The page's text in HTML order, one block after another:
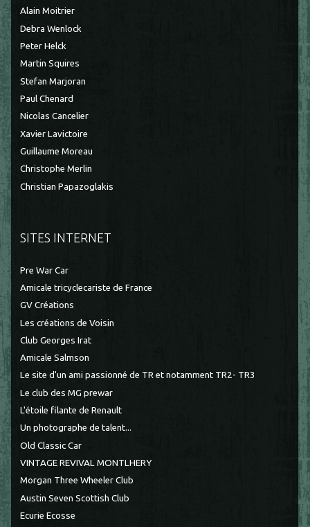
Alain Moitrier
Debra Wenlock
Peter Helck
Martin Squires
Stefan Marjoran
Paul Chenard
Nicolas Cancelier
Xavier Lavictoire
Guillaume Moreau
Christophe Merlin
Christian Papazoglakis
SITES INTERNET
Pre War Car
Amicale tricyclecariste de France
GV Créations
Les créations de Voisin
Club Georges Irat
Amicale Salmson
Le site d'un ami passionné de TR et notamment TR2- TR3
Le club des MG prewar
L'étoile filante de Renault
Un photographe de talent...
Old Classic Car
VINTAGE REVIVAL MONTLHERY
Morgan Three Wheeler Club
Austin Seven Scottish Club
Ecurie Ecosse